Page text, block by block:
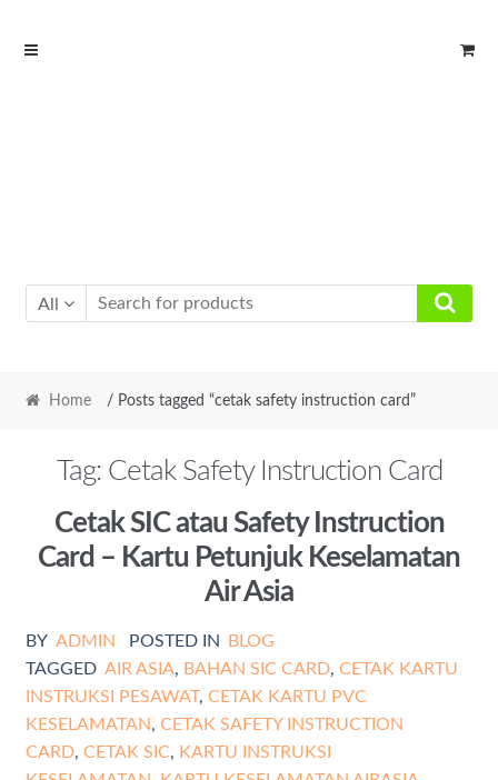
Skip
Skip
All
Home / Posts tagged “cetak safety instruction card”
Tag: Cetak Safety Instruction Card
Cetak SIC atau Safety Instruction
Card – Kartu Petunjuk Keselamatan
Air Asia
BY ADMIN POSTED IN
BLOG
TAGGED AIR ASIA, BAHAN SIC CARD,CETAK KARTU
INSTRUKSI PESAWAT, CETAK KARTU PVC
KESELAMATAN, CETAK SAFETY INSTRUCTION
CARD, CETAK SIC, KARTU INSTRUKSI